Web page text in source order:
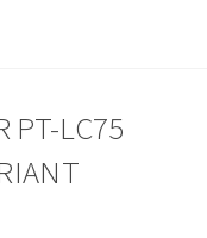
PT-LC75